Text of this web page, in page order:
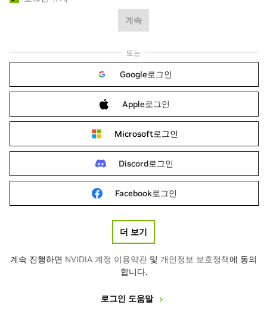
계속
또는
Google로그인
Apple로그인
Microsoft로그인
Discord로그인
Facebook로그인
더 보기
계속 진행하면 NVIDIA 계정 이용약관 및 개인정보 보호정책에 동의
합니다.
로그인 도움말